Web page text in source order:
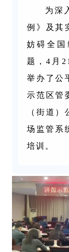
为深
例》及其
妨碍全
题，4月
举办了公
示范区管
（街道
场监管系
培训。